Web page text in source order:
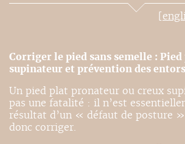
Corriger le pied sans semelle :
supinateur et prévention des
Un pied plat pronateur ou creux
pas une fatalité : il n’est
résultat d’un « défaut de posture
donc corriger.